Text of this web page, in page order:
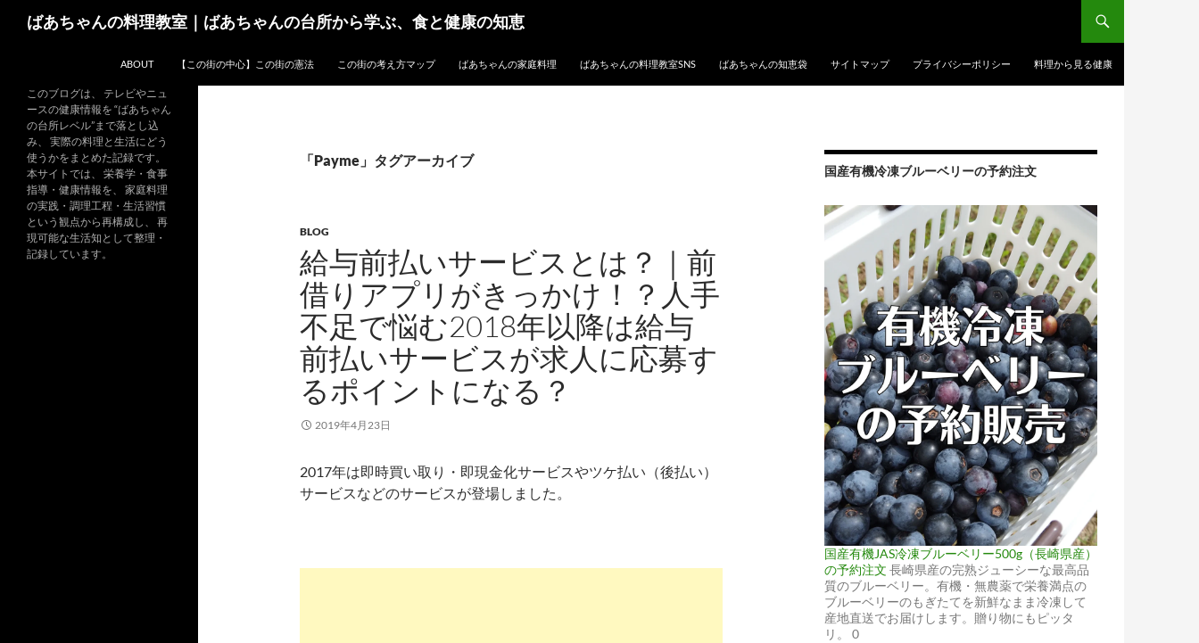
ばあちゃんの料理教室｜ばあちゃんの台所から学ぶ、食と健康の知恵
ABOUT 【この街の中心】この街の憲法 この街の考え方マップ ばあちゃんの家庭料理 ばあちゃんの料理教室SNS ばあちゃんの知恵袋 サイトマップ プライバシーポリシー 料理から見る健康
「Payme」タグアーカイブ
BLOG
給与前払いサービスとは？｜前
借りアプリがきっかけ！？人手
不足で悩む2018年以降は給与
前払いサービスが求人に応募す
るポイントになる？
2019年4月23日
2017年は即時買い取り・即現金化サービスやツケ払い（後払い）
サービスなどのサービスが登場しました。
国産有機冷凍ブルーベリーの予約注文
国産有機JAS冷凍ブルーベリー500g（長崎県産）
の予約注文 長崎県産の完熟ジューシーな最高品
質のブルーベリー。有機・無農薬で栄養満点の
ブルーベリーのもぎたてを新鮮なまま冷凍して
産地直送でお届けします。贈り物にもピッタ
リ。 0
このブログは、 テレビやニュ
ースの健康情報を “ばあちゃん
の台所レベル”まで落とし込
み、 実際の料理と生活にどう
使うかをまとめた記録です。
本サイトでは、 栄養学・食事
指導・健康情報を、 家庭料理
の実践・調理工程・生活習慣
という観点から再構成し、 再
現可能な生活知として整理・
記録しています。